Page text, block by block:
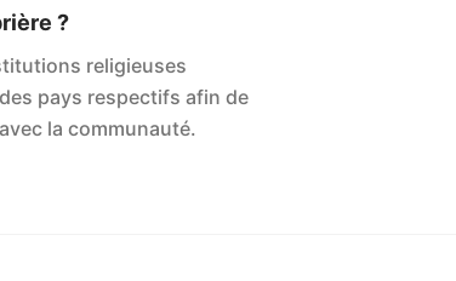
?
religieuses
pays respectifs afin de
la communauté.